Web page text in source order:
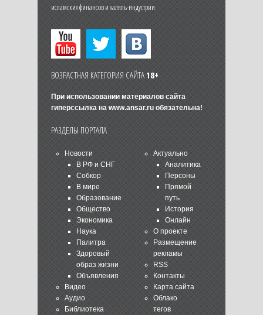
исламских финансов и халяль-индустрии.
ВОЗРАСТНАЯ КАТЕГОРИЯ САЙТА18+
При использовании материалов сайта
гиперссылка на www.ansar.ruобязательна!
РАЗДЕЛЫ ПОРТАЛА
Новости
В РФ и СНГ
Собкор
В мире
Образование
Общество
Экономика
Наука
Палитра
Здоровый
образ жизни
Объявления
Видео
Аудио
Библиотека
Актуально
Аналитика
Персоны
Прямой
путь
История
Онлайн
О проекте
Размещение
рекламы
RSS
Контакты
Карта сайта
Облако
тегов